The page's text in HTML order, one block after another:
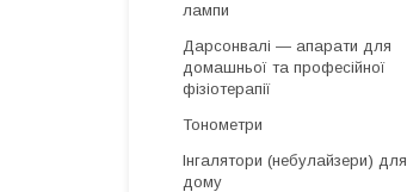
лампи
Дарсонвалі — апарати для
домашньої та професійної
фізіотерапії
Тонометри
Інгалятори (небулайзери) для
дому